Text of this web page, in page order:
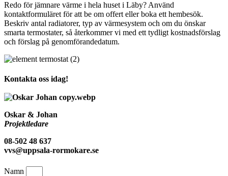
Redo för jämnare värme i hela huset i Läby? Använd
kontaktformuläret för att be om offert eller boka ett hembesök.
Beskriv antal radiatorer, typ av värmesystem och om du önskar
smarta termostater, så återkommer vi med ett tydligt kostnadsförslag
och förslag på genomförandedatum.
Kontakta oss idag!
Oskar & Johan
Projektledare
08-502 48 637
vvs@uppsala-rormokare.se
Namn